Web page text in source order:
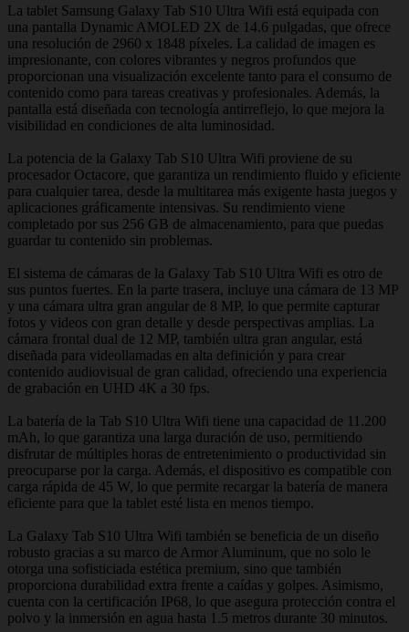
La tablet Samsung Galaxy Tab S10 Ultra Wifi está equipada con
una pantalla Dynamic AMOLED 2X de 14.6 pulgadas, que ofrece
una resolución de 2960 x 1848 píxeles. La calidad de imagen es
impresionante, con colores vibrantes y negros profundos que
proporcionan una visualización excelente tanto para el consumo de
contenido como para tareas creativas y profesionales. Además, la
pantalla está diseñada con tecnología antirreflejo, lo que mejora la
visibilidad en condiciones de alta luminosidad.
La potencia de la Galaxy Tab S10 Ultra Wifi proviene de su
procesador Octacore, que garantiza un rendimiento fluido y eficiente
para cualquier tarea, desde la multitarea más exigente hasta juegos y
aplicaciones gráficamente intensivas. Su rendimiento viene
completado por sus 256 GB de almacenamiento, para que puedas
guardar tu contenido sin problemas.
El sistema de cámaras de la Galaxy Tab S10 Ultra Wifi es otro de
sus puntos fuertes. En la parte trasera, incluye una cámara de 13 MP
y una cámara ultra gran angular de 8 MP, lo que permite capturar
fotos y videos con gran detalle y desde perspectivas amplias. La
cámara frontal dual de 12 MP, también ultra gran angular, está
diseñada para videollamadas en alta definición y para crear
contenido audiovisual de gran calidad, ofreciendo una experiencia
de grabación en UHD 4K a 30 fps.
La batería de la Tab S10 Ultra Wifi tiene una capacidad de 11.200
mAh, lo que garantiza una larga duración de uso, permitiendo
disfrutar de múltiples horas de entretenimiento o productividad sin
preocuparse por la carga. Además, el dispositivo es compatible con
carga rápida de 45 W, lo que permite recargar la batería de manera
eficiente para que la tablet esté lista en menos tiempo.
La Galaxy Tab S10 Ultra Wifi también se beneficia de un diseño
robusto gracias a su marco de Armor Aluminum, que no solo le
otorga una sofisticiada estética premium, sino que también
proporciona durabilidad extra frente a caídas y golpes. Asimismo,
cuenta con la certificación IP68, lo que asegura protección contra el
polvo y la inmersión en agua hasta 1.5 metros durante 30 minutos.